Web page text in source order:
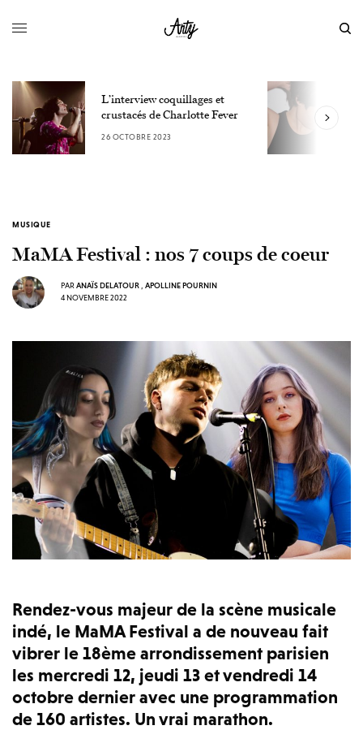
L’interview coquillages et
crustacés de Charlotte Fever
26 OCTOBRE 2023
MUSIQUE
MaMA Festival : nos 7 coups de coeur
PARANAÏS DELATOUR, APOLLINE POURNIN
4 NOVEMBRE 2022
Rendez-vous majeur de la scène musicale
indé, le MaMA Festival a de nouveau fait
vibrer le 18ème arrondissement parisien
les mercredi 12, jeudi 13 et vendredi 14
octobre dernier avec une programmation
de 160 artistes. Un vrai marathon.